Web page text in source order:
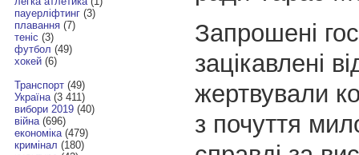
пауерліфтинг(3)
плавання(7)
теніс (3)
футбол (49)
хокей(6)
Транспорт(49)
Україна(3 411)
вибори 2019(40)
війна(696)
економіка(479)
кримінал (180)
Запрошені
зацікавлені
жертвували
з почуття